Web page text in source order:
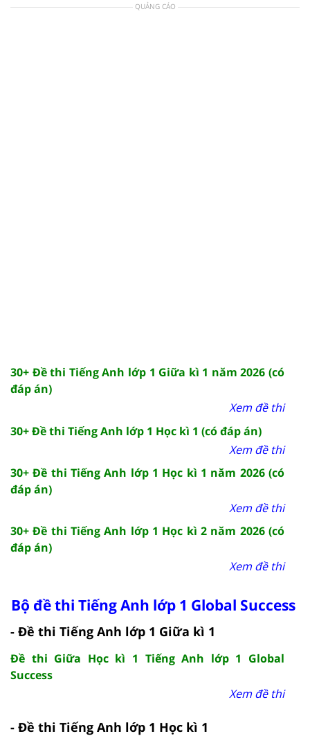
QUẢNG CÁO
30+ Đề thi Tiếng Anh lớp 1 Giữa kì 1 năm 2026 (có
đáp án)
Xem đề thi
30+ Đề thi Tiếng Anh lớp 1 Học kì 1 (có đáp án)
Xem đề thi
30+ Đề thi Tiếng Anh lớp 1 Học kì 1 năm 2026 (có
đáp án)
Xem đề thi
30+ Đề thi Tiếng Anh lớp 1 Học kì 2 năm 2026 (có
đáp án)
Xem đề thi
Bộ đề thi Tiếng Anh lớp 1 Global Success
- Đề thi Tiếng Anh lớp 1 Giữa kì 1
Đề thi Giữa Học kì 1 Tiếng Anh lớp 1 Global
Success
Xem đề thi
- Đề thi Tiếng Anh lớp 1 Học kì 1